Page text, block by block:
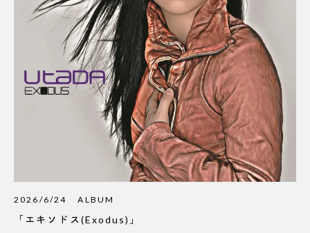
2026/6/24 ALBUM
「エキソドス(Exodus)」